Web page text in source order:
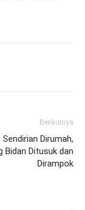
Berikutnya
Dirumah,
Bidan Ditusuk dan
Dirampok